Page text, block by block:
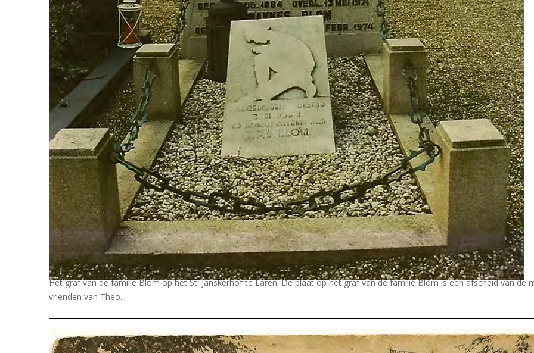
Het graf van de familie Blom op het St. Janskerhof te Laren. De plaat op het graf van de familie Blom is een afscheid van de
vrienden van Theo.